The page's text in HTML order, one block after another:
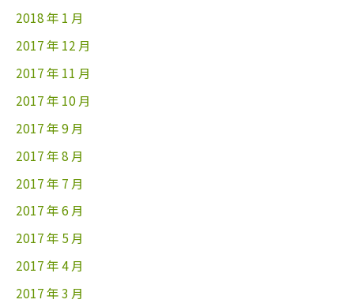
2018 年 1 月
2017 年 12 月
2017 年 11 月
2017 年 10 月
2017 年 9 月
2017 年 8 月
2017 年 7 月
2017 年 6 月
2017 年 5 月
2017 年 4 月
2017 年 3 月